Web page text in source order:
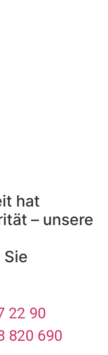
hat
– unsere
22 90
820 690